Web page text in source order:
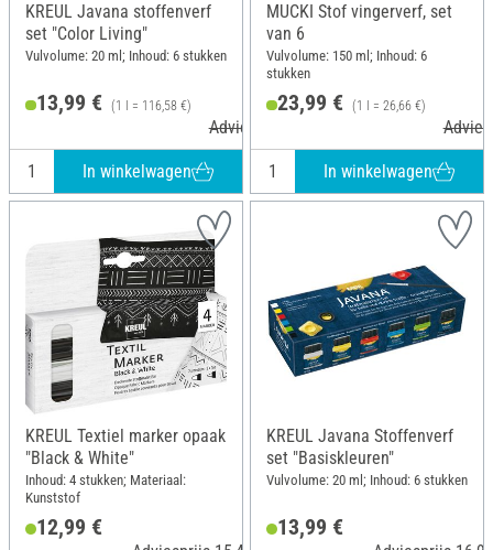
KREUL Javana stoffenverf
set "Color Living"
Vulvolume: 20 ml; Inhoud: 6 stukken
13,99 € (1 l = 116,58 €)
Adviesprijs 16,99 €
In winkelwagen
MUCKI Stof vingerverf, set
van 6
Vulvolume: 150 ml; Inhoud: 6
stukken
23,99 € (1 l = 26,66 €)
In winkelwagen
KREUL Textiel marker opaak
"Black & White"
Inhoud: 4 stukken; Materiaal:
Kunststof
12,99 €
KREUL Javana Stoffenverf
set "Basiskleuren"
Vulvolume: 20 ml; Inhoud: 6 stukken
13,99 €